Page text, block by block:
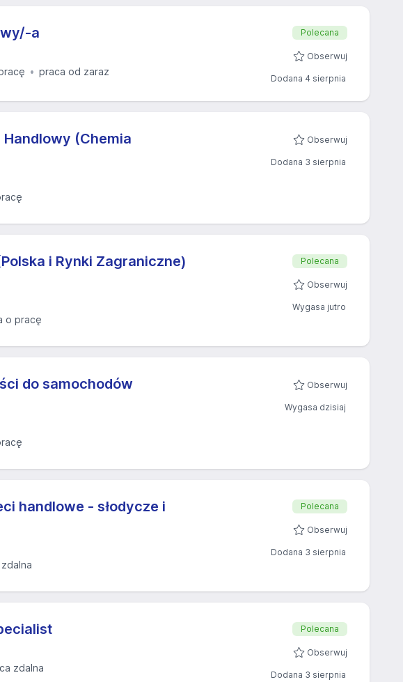
a
praca od zaraz
Polecana
Obserwuj
Dodana 4 sierpnia
(Chemia
Obserwuj
Dodana 3 sierpnia
i Rynki Zagraniczne)
o pracę
Polecana
Obserwuj
Wygasa jutro
do samochodów
Obserwuj
Wygasa dzisiaj
handlowe - słodycze i
Polecana
Obserwuj
Dodana 3 sierpnia
zdalna
Polecana
Obserwuj
Dodana 3 sierpnia